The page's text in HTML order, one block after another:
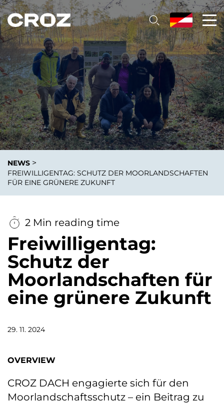
NEWS >
FREIWILLIGENTAG: SCHUTZ DER MOORLANDSCHAFTEN
FÜR EINE GRÜNERE ZUKUNFT
2 Min reading time
Freiwilligentag:
Schutz der
Moorlandschaften für
eine grünere Zukunft
29. 11. 2024
OVERVIEW
CROZ DACH engagierte sich für den
Moorlandschaftsschutz – ein Beitrag zu